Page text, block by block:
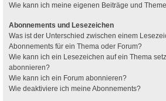
Wie kann ich meine eigenen Beiträge und
Abonnements und Lesezeichen
Was ist der Unterschied zwischen einem
Abonnements für ein Thema oder Forum?
Wie kann ich ein Lesezeichen auf ein Thema
abonnieren?
Wie kann ich ein Forum abonnieren?
Wie deaktiviere ich meine Abonnements?